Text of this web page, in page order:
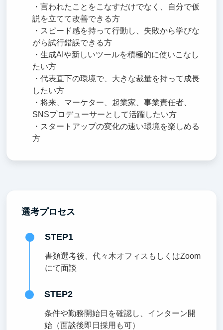
・言われたことをこなすだけでなく、自分で仮
説を立てて改善できる方
・スピード感を持って行動し、失敗から学びな
がら試行錯誤できる方
・生成AIや新しいツールを積極的に使いこなし
たい方
・代表直下の環境で、大きな裁量を持って成長
したい方
・将来、マーケター、起業家、事業責任者、
SNSプロデューサーとして活躍したい方
・スタートアップの変化の速い環境を楽しめる
方
選考プロセス
STEP1
書類選考後、代々木オフィスもしくはZoom
にて面談
STEP2
条件や勤務開始日を確認し、インターン開
始（面談後即日採用も可）